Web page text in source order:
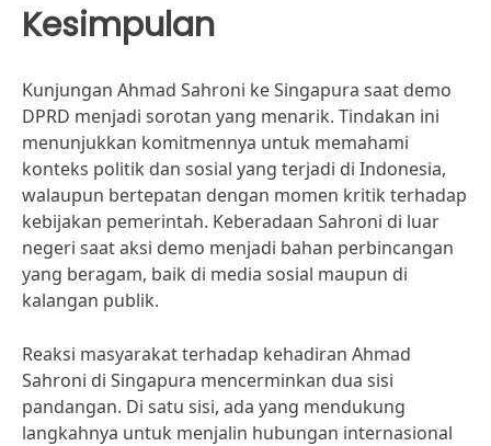
Kesimpulan
Kunjungan Ahmad Sahroni ke Singapura saat demo
DPRD menjadi sorotan yang menarik. Tindakan ini
menunjukkan komitmennya untuk memahami
konteks politik dan sosial yang terjadi di Indonesia,
walaupun bertepatan dengan momen kritik terhadap
kebijakan pemerintah. Keberadaan Sahroni di luar
negeri saat aksi demo menjadi bahan perbincangan
yang beragam, baik di media sosial maupun di
kalangan publik.
Reaksi masyarakat terhadap kehadiran Ahmad
Sahroni di Singapura mencerminkan dua sisi
pandangan. Di satu sisi, ada yang mendukung
langkahnya untuk menjalin hubungan internasional